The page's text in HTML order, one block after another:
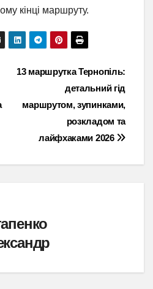
кінці маршруту.
13 маршрутка Тернопіль:
детальний гід
маршрутом, зупинками,
розкладом та
лайфхаками 2026